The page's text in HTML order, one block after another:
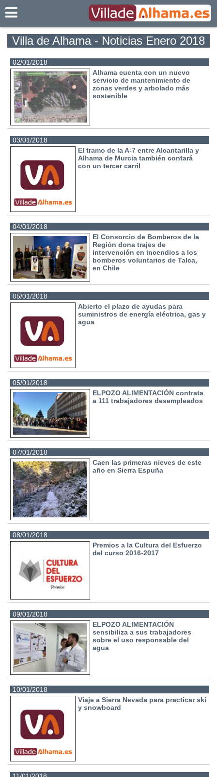
Villa de Alhama - Noticias Enero 2018
02/01/2018
Alhama cuenta con un nuevo
servicio de mantenimiento de
zonas verdes y arbolado más
sostenible
03/01/2018
El tramo de la A-7 entre Alcantarilla y
Alhama de Murcia también contará
con un tercer carril
04/01/2018
El Consorcio de Bomberos de la
Región dona trajes de
intervención en incendios a los
bomberos voluntarios de Talca,
en Chile
05/01/2018
Abierto el plazo de ayudas para
suministros de energía eléctrica, gas y
agua
05/01/2018
ELPOZO ALIMENTACIÓN contrata
a 111 trabajadores desempleados
07/01/2018
Caen las primeras nieves de este
año en Sierra Espuña
08/01/2018
Premios a la Cultura del Esfuerzo
del curso 2016-2017
09/01/2018
ELPOZO ALIMENTACIÓN
sensibiliza a sus trabajadores
sobre el uso responsable del
agua
10/01/2018
Viaje a Sierra Nevada para practicar ski
y snowboard